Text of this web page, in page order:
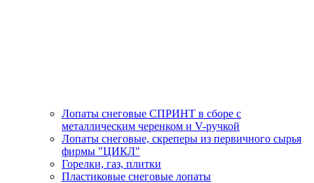
Лопаты снеговые СПРИНТ в сборе с
металлическим черенком и V-ручкой
Лопаты снеговые, скреперы из первичного сырья
фирмы "ЦИКЛ"
Горелки, газ, плитки
Пластиковые снеговые лопаты